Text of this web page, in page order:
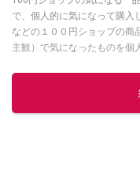
で、個人的に気になって購入
などの１００円ショップの商
主観）で気になったものを